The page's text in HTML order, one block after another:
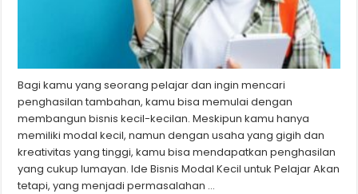
Bagi kamu yang seorang pelajar dan ingin mencari
penghasilan tambahan, kamu bisa memulai dengan
membangun bisnis kecil-kecilan. Meskipun kamu hanya
memiliki modal kecil, namun dengan usaha yang gigih dan
kreativitas yang tinggi, kamu bisa mendapatkan penghasilan
yang cukup lumayan. Ide Bisnis Modal Kecil untuk Pelajar Akan
tetapi, yang menjadi permasalahan …